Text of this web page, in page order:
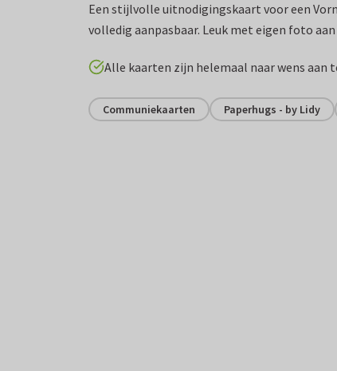
Een stijlvolle uitnodigingskaart voor een
volledig aanpasbaar. Leuk met eigen foto
Alle kaarten zijn helemaal naar wens aan
Communiekaarten Paperhugs - by Lidy